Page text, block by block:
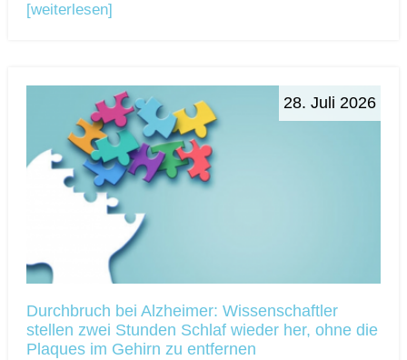
[weiterlesen]
28. Juli 2026
Durchbruch bei Alzheimer: Wissenschaftler
stellen zwei Stunden Schlaf wieder her, ohne die
Plaques im Gehirn zu entfernen